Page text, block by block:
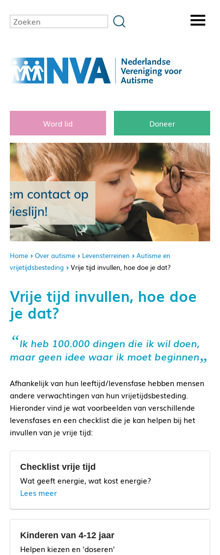
Word lid Doneer
Home Over autisme Levensterreinen
Autisme en
vrijetijdsbesteding
Vrije tijd invullen, hoe doe je dat?
Vrije tijd invullen, hoe doe
je dat?
Ik heb 100.000 dingen die ik wil doen,
maar geen idee waar ik moet beginnen
Afhankelijk van hun leeftijd/levensfase hebben mensen
andere verwachtingen van hun vrijetijdsbesteding.
Hieronder vind je wat voorbeelden van verschillende
levensfases en een checklist die je kan helpen bij het
invullen van je vrije tijd:
Checklist vrije tijd
Wat geeft energie, wat kost energie?
Lees meer
Kinderen van 4-12 jaar
Helpen kiezen en 'doseren'